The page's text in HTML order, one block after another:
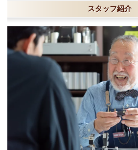
スタッフ紹介